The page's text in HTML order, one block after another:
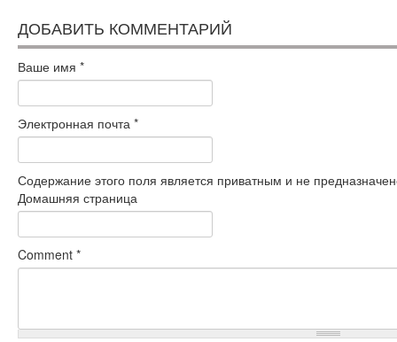
ДОБАВИТЬ КОММЕНТАРИЙ
Ваше имя *
Электронная почта *
Содержание этого поля является приватным и не
Домашняя страница
Comment *